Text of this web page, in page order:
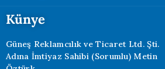
Künye
Güneş Reklamcılık ve Ticaret Ltd. Şti.
Adına İmtiyaz Sahibi (Sorumlu) Metin